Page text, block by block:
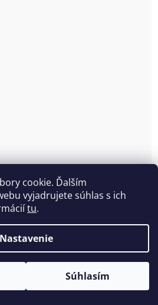
cookie. Ďalším
vyjadrujete súhlas s ich
tu.
Nastavenie
Súhlasím
so širšími bokmi
(>5 ks)